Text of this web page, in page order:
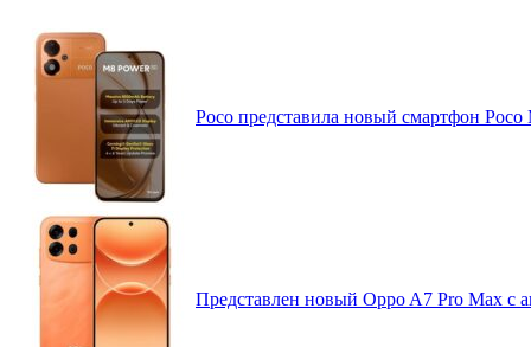
Poco представила новый смартфон
Представлен новый Oppo A7 Pro Max с